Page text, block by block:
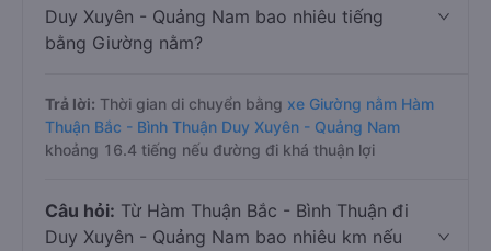
Duy Xuyên - Quảng Nam bao nhiêu tiếng
bằng Giường nằm?
Trả lời: Thời gian di chuyển bằng xe Giường nằm Hàm
Thuận Bắc - Bình Thuận Duy Xuyên - Quảng Nam
khoảng 16.4 tiếng nếu đường đi khá thuận lợi
Câu hỏi: Từ Hàm Thuận Bắc - Bình Thuận đi
Duy Xuyên - Quảng Nam bao nhiêu km nếu